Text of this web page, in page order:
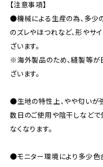
【注意事項】
●機械による生産の為、多少
のズレやほつれなど、形やサ
ざいます。
※海外製品のため、縫製等が
ざいます。
●生地の特性上、やや匂いが
数日のご使用や陰干しなど
なくなります。
●モニター環境により多少色